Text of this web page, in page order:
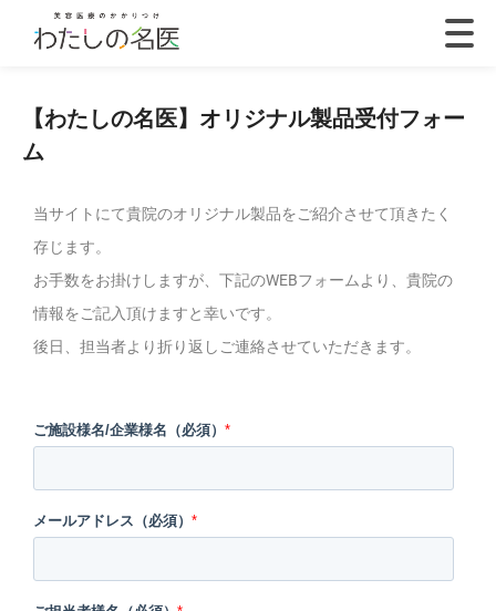
【わたしの名医】オリジナル製品受付フォー
ム
当サイトにて貴院のオリジナル製品をご紹介させて頂きたく
存じます。
お手数をお掛けしますが、下記のWEBフォームより、貴院の
情報をご記入頂けますと幸いです。
後日、担当者より折り返しご連絡させていただきます。